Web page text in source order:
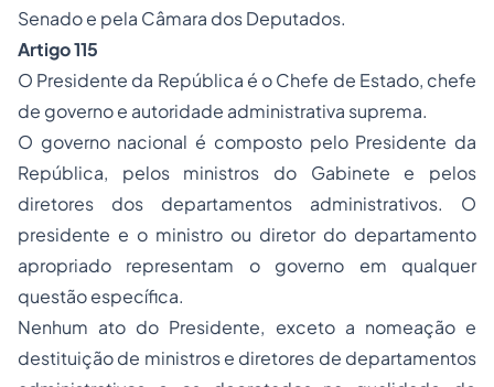
Senado e pela Câmara dos Deputados.
Artigo 115
O Presidente da República é o Chefe de Estado, chefe
de governo e autoridade administrativa suprema.
O governo nacional é composto pelo Presidente da
República, pelos ministros do Gabinete e pelos
diretores dos departamentos administrativos. O
presidente e o ministro ou diretor do departamento
apropriado representam o governo em qualquer
questão específica.
Nenhum ato do Presidente, exceto a nomeação e
destituição de ministros e diretores de departamentos